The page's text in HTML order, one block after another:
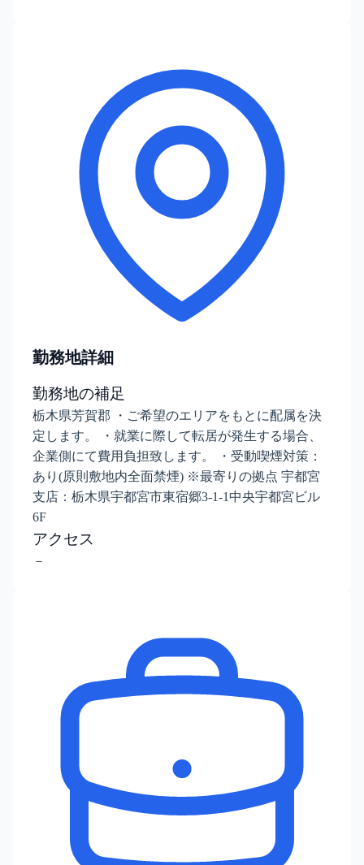
勤務地詳細
勤務地の補足
栃木県芳賀郡 ・ご希望のエリアをもとに配属を決
定します。 ・就業に際して転居が発生する場合、
企業側にて費用負担致します。 ・受動喫煙対策：
あり(原則敷地内全面禁煙) ※最寄りの拠点 宇都宮
支店：栃木県宇都宮市東宿郷3-1-1中央宇都宮ビル
6F
アクセス
－